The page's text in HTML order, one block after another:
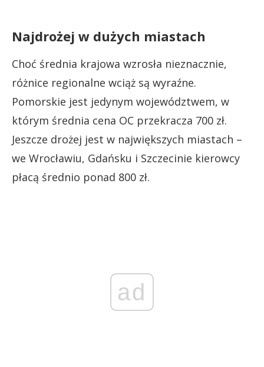
Najdrożej w dużych miastach
Choć średnia krajowa wzrosła nieznacznie,
różnice regionalne wciąż są wyraźne.
Pomorskie jest jedynym województwem, w
którym średnia cena OC przekracza 700 zł.
Jeszcze drożej jest w największych miastach –
we Wrocławiu, Gdańsku i Szczecinie kierowcy
płacą średnio ponad 800 zł.
ad